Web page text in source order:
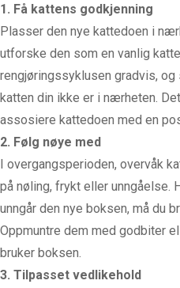
1. Få kattens godkjenning
Plasser den nye kattedoen i
utforske den som en vanlig
rengjøringssyklusen gradvis,
katten din ikke er i nærheten.
assosiere kattedoen med en
2. Følg nøye med
I overgangsperioden, overvåk
på nøling, frykt eller unngåelse.
unngår den nye boksen, må du
Oppmuntre dem med godbiter
bruker boksen.
3. Tilpasset vedlikehold